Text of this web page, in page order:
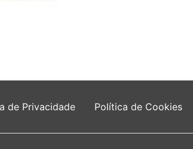
de Privacidade Política de Cookies